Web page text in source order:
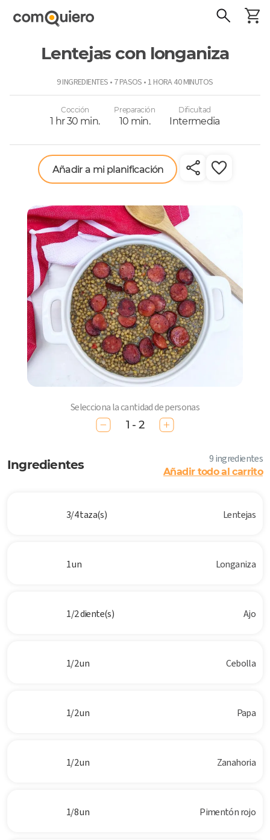
Lentejas con longaniza
9 INGREDIENTES • 7 PASOS • 1 HORA 40 MINUTOS
Cocción
1 hr 30 min.
Preparación
10 min.
Dificultad
Intermedia
Añadir a mi planificación
Selecciona la cantidad de personas
1 - 2
Ingredientes 9 ingredientes
Añadir todo al carrito
3/4 taza(s) Lentejas
1 un Longaniza
1/2 diente(s) Ajo
1/2 un Cebolla
1/2 un Papa
1/2 un Zanahoria
1/8 un Pimentón rojo